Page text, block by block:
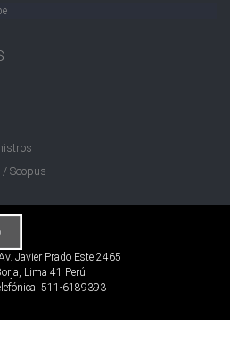
/ Scopus
Javier Prado Este 2465
Lima 41 Perú
511-6189393